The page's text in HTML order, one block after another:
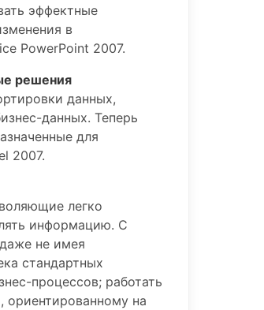
эффектные
в
PowerPoint 2007.
решения
данных,
данных. Теперь
для
2007.
легко
информацию. С
не имея
стандартных
процессов; работать
ориентированному на